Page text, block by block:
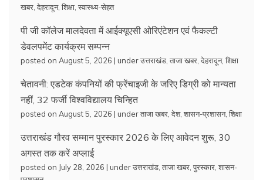
खबर देहरादून, शिक्षा स्वास्थ्य-सेहत
पी जी कॉलेज मालदेवता में आईक्यूएसी ओरिएंटेशन एवं फैकल्टी
डेवलपमेंट कार्यक्रम सम्पन्न
posted on August 5, 2026 | underउत्तराखंड ताजा खबर देहरादून, शिक्षा
चेतावनी: एडटेक कंपनियों की फ्रेंचाइजी के जरिए डिग्री को मान्यता
नहीं, 32 फर्जी विश्वविद्यालय चिन्हित
posted on August 5, 2026 | underताजा खबर देश, शासन-प्रशासन, शिक्षा
उत्तराखंड गौरव सम्मान पुरस्कार 2026 के लिए आवेदन शुरू, 30
अगस्त तक करें अप्लाई
posted on July 28, 2026 | underउत्तराखंड ताजा खबर पुरस्कार शासन-